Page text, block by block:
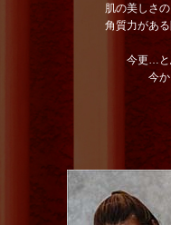
肌の美しさ
角質力があ
今更…と
今か